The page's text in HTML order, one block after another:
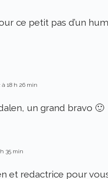
ce petit pas d’un
à 18 h 26 min
un grand bravo 🙂
35 min
et redactrice pour